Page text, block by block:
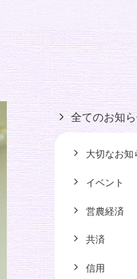
全てのお知
大切なお知
イベント
営農経済
共済
信用